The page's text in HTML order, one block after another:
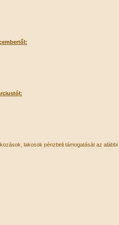
lakosok pénzbeli támogatását az